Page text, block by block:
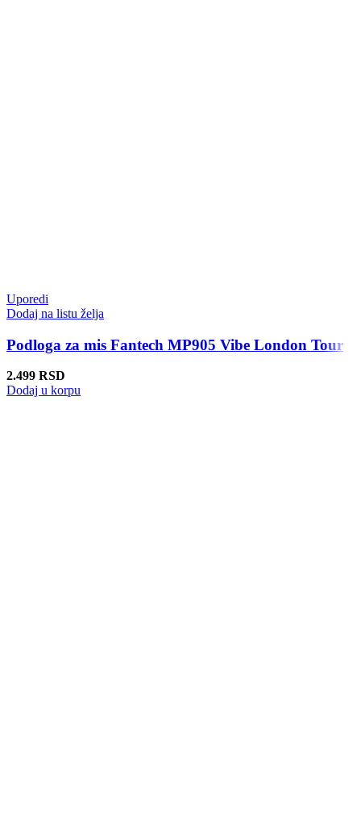
Uporedi
Dodaj na listu želja
Podloga za mis Fantech MP905 Vibe London Tour
2.499 RSD
Dodaj u korpu